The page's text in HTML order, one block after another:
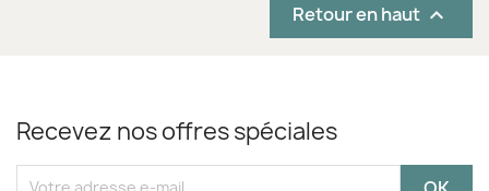
Retour en haut 
Recevez nos offres spéciales